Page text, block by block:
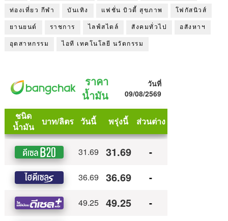
ท่องเที่ยว กีฬา บันเทิง แฟชั่น บิวตี้ สุขภาพ โฟกัสนิวส์
ยานยนต์ ราชการ ไลฟ์สไตล์ สังคมทั่วไป อสังหาฯ
อุตสาหกรรม ไอที เทคโนโลยี นวัตกรรม